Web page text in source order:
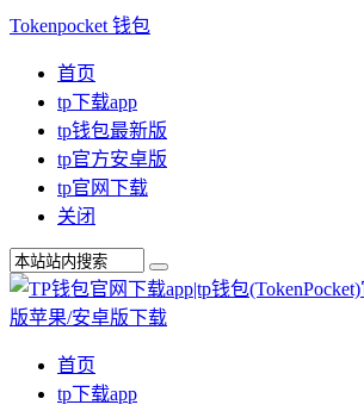
Tokenpocket 钱包
首页
tp下载app
tp钱包最新版
tp官方安卓版
tp官网下载
关闭
首页
tp下载app